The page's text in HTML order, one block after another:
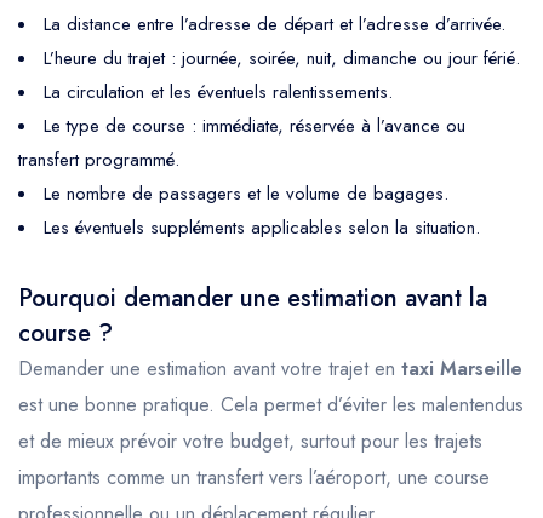
La distance entre l’adresse de départ et l’adresse d’arrivée.
L’heure du trajet : journée, soirée, nuit, dimanche ou jour férié.
La circulation et les éventuels ralentissements.
Le type de course : immédiate, réservée à l’avance ou
transfert programmé.
Le nombre de passagers et le volume de bagages.
Les éventuels suppléments applicables selon la situation.
Pourquoi demander une estimation avant la
course ?
Demander une estimation avant votre trajet en taxi Marseille
est une bonne pratique. Cela permet d’éviter les malentendus
et de mieux prévoir votre budget, surtout pour les trajets
importants comme un transfert vers l’aéroport, une course